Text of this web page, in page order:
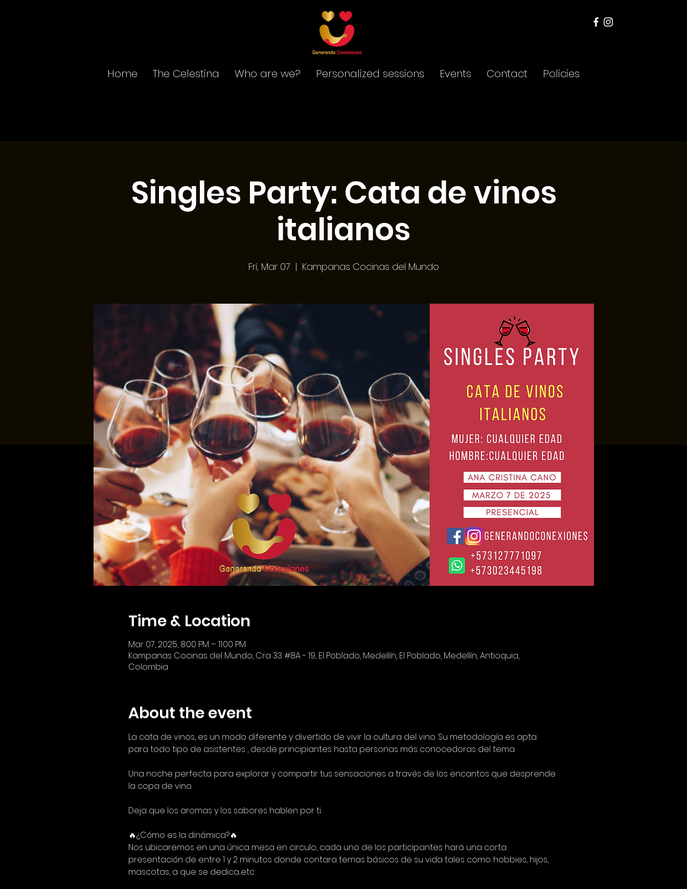
Home The Celestina Who are we? Personalized sessions Events Contact Policies
Singles Party: Cata de vinos
italianos
Fri, Mar 07
  |
Kampanas Cocinas del Mundo
Time & Location
Mar 07, 2025, 8:00 PM – 11:00 PM
Kampanas Cocinas del Mundo, Cra 33 #8A - 19, El Poblado, Medellín, El Poblado, Medellín, Antioquia,
Colombia
About the event
La cata de vinos, es un modo diferente y divertido de vivir la cultura del vino. Su metodología es apta
para todo tipo de asistentes , desde principiantes hasta personas más conocedoras del tema.
Una noche perfecta para explorar y compartir tus sensaciones a través de los encantos que desprende
la copa de vino.
Deja que los aromas y los sabores hablen por ti.
🔥¿Cómo es la dinámica?🔥
Nos ubicaremos en una única mesa en circulo, cada uno de los participantes hará una corta
presentación de entre 1 y 2 minutos donde contara temas básicos de su vida tales como: hobbies, hijos,
mascotas, a que se dedica...etc